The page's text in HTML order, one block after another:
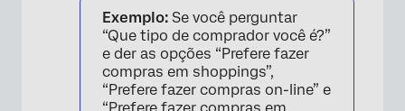
Exemplo: Se você perguntar
“Que tipo de comprador você é?”
e der as opções “Prefere fazer
compras em shoppings”,
“Prefere fazer compras on-line” e
“Prefere fazer compras em